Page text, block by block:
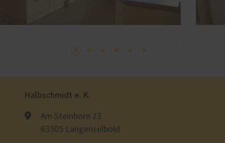
Halbschmidt e. K.
Am Steinborn 23
63505 Langenselbold